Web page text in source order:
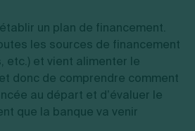
un plan de financement.
les sources de financement
etc.) et vient alimenter le
donc de comprendre comment
au départ et d’évaluer le
que la banque va venir